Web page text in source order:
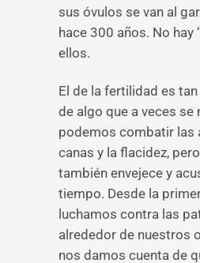
sus óvulos se van al
hace 300 años. No hay
ellos.
El de la fertilidad es
de algo que a veces se
podemos combatir las
canas y la flacidez,
también envejece y
tiempo. Desde la
luchamos contra las
alrededor de nuestros
nos damos cuenta de